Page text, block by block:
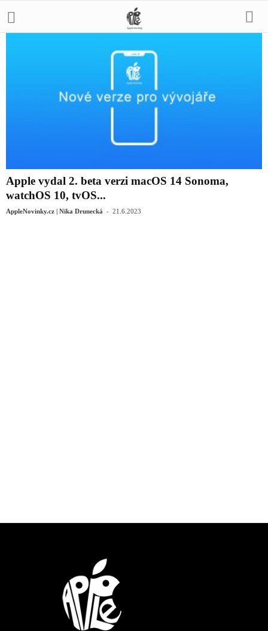
Apple vydal 2. beta verzi macOS 14 Sonoma,
watchOS 10, tvOS...
AppleNovinky.cz | Nika Drunecká - 21.6.2023